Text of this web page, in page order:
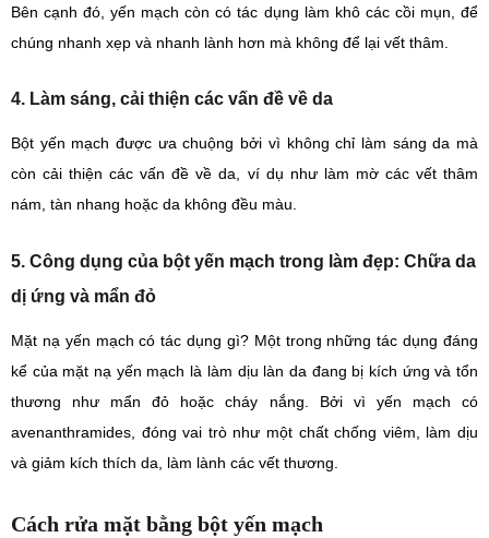
Bên cạnh đó, yến mạch còn có tác dụng làm khô các cồi mụn, để
chúng nhanh xẹp và nhanh lành hơn mà không để lại vết thâm.
4. Làm sáng, cải thiện các vấn đề về da
Bột yến mạch được ưa chuộng bởi vì không chỉ làm sáng da mà
còn cải thiện các vấn đề về da, ví dụ như làm mờ các vết thâm
nám, tàn nhang hoặc da không đều màu.
5. Công dụng của bột yến mạch trong làm đẹp: Chữa da
dị ứng và mẩn đỏ
Mặt nạ yến mạch có tác dụng gì? Một trong những tác dụng đáng
kể của mặt nạ yến mạch là làm dịu làn da đang bị kích ứng và tổn
thương như mẩn đỏ hoặc cháy nắng. Bởi vì yến mạch có
avenanthramides, đóng vai trò như một chất chống viêm, làm dịu
và giảm kích thích da, làm lành các vết thương.
Cách rửa mặt bằng bột yến mạch